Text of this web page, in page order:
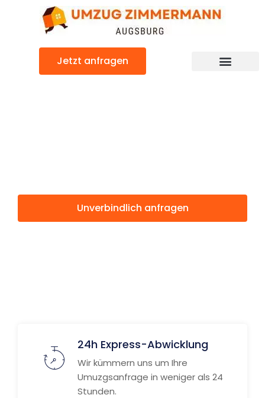
Jetzt anfragen
Unverbindlich anfragen
24h Express-Abwicklung
Wir kümmern uns um Ihre
Umuzgsanfrage in weniger als 24
Stunden.